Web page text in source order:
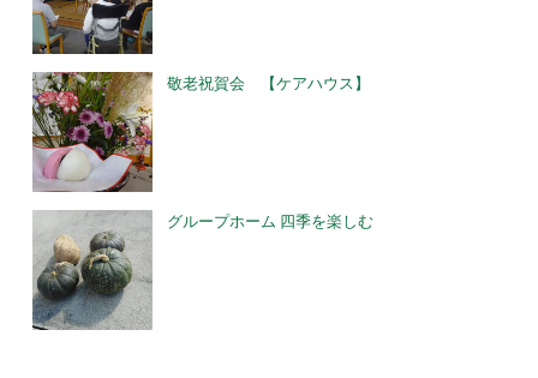
敬老祝賀会 【ケアハウス】
グループホーム 四季を楽しむ